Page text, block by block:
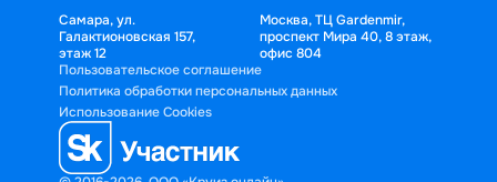
Самара, ул.
Галактионовская 157,
этаж 12
Москва, ТЦ Gardenmir,
проспект Мира 40, 8 этаж,
офис 804
Пользовательское соглашение
Политика обработки персональных данных
Использование Cookies